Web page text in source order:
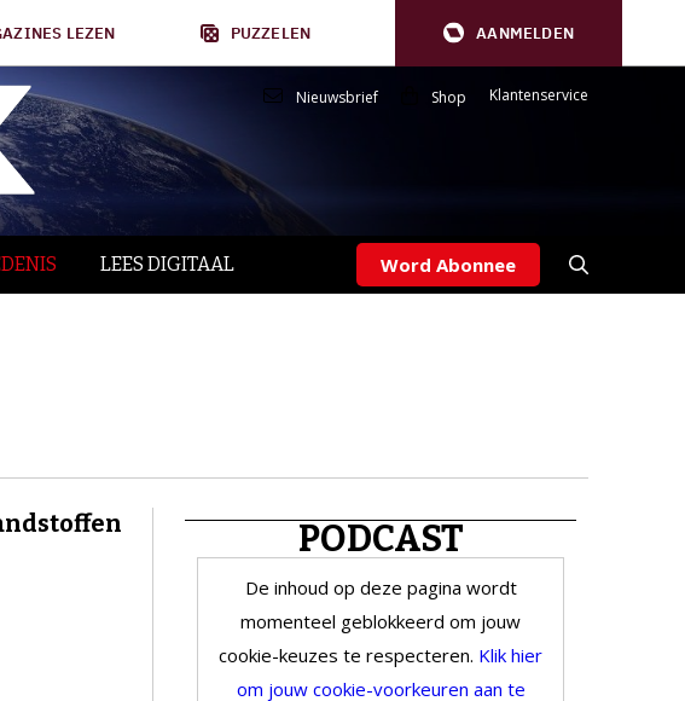
LEZEN PUZZELEN AANMELDEN
Nieuwsbrief Shop Klantenservice
LEES DIGITAAL Word Abonnee
PODCAST
De inhoud op deze pagina wordt
momenteel geblokkeerd om jouw
cookie-keuzes te respecteren. Klik hier
om jouw cookie-voorkeuren aan te